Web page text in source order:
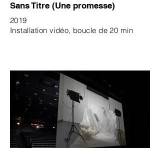
Sans Titre (Une promesse)
2019
Installation vidéo, boucle de 20 min